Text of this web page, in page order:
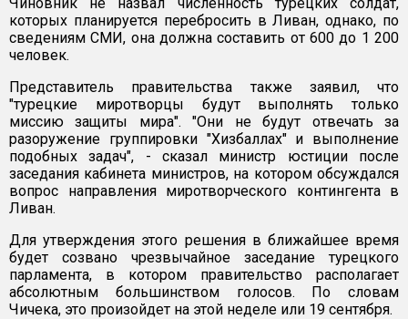
которых планируется перебросить в Ливан, однако, по
сведениям СМИ, она должна составить от 600 до 1 200
человек.
Представитель правительства также заявил, что
"турецкие миротворцы будут выполнять только
миссию защиты мира". "Они не будут отвечать за
разоружение группировки "Хизбаллах" и выполнение
подобных задач", - сказал министр юстиции после
заседания кабинета министров, на котором обсуждался
вопрос направления миротворческого контингента в
Ливан.
Для утверждения этого решения в ближайшее время
будет созвано чрезвычайное заседание турецкого
парламента, в котором правительство располагает
абсолютным большинством голосов. По словам
Чичека, это произойдет на этой неделе или 19 сентября.